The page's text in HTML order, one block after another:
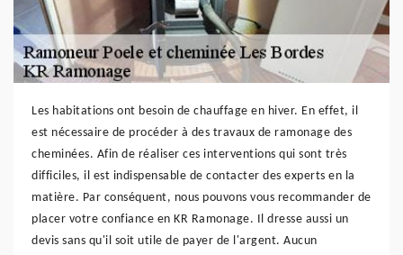
Les habitations ont besoin de chauffage en hiver. En effet, il
est nécessaire de procéder à des travaux de ramonage des
cheminées. Afin de réaliser ces interventions qui sont très
difficiles, il est indispensable de contacter des experts en la
matière. Par conséquent, nous pouvons vous recommander de
placer votre confiance en KR Ramonage. Il dresse aussi un
devis sans qu'il soit utile de payer de l'argent. Aucun